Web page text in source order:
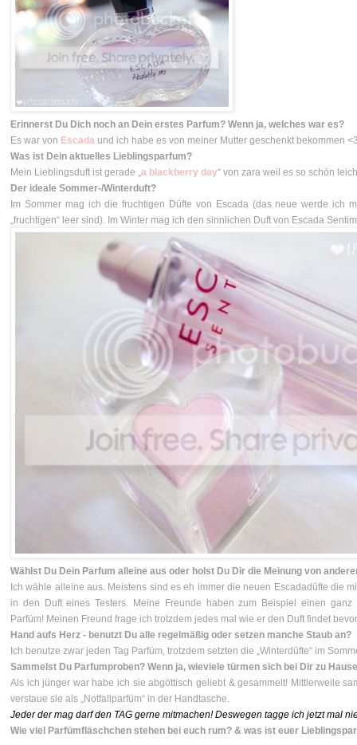
Erinnerst Du Dich noch an Dein erstes Parfum? Wenn ja, welches war es?
Es war von Escada und ich habe es von meiner Mutter geschenkt bekommen
Was ist Dein aktuelles Lieblingsparfum?
Mein Lieblingsduft ist gerade „ a blackberry day“ von zara weil es so schön
Der ideale Sommer-/Winterduft?
Im Sommer mag ich die fruchtigen Düfte von Escada (das neue werde ich
„fruchtigen“ leer sind). Im Winter mag ich den sinnlichen Duft von Escada
Wählst Du Dein Parfum alleine aus oder holst Du Dir die Meinung von
Ich wähle alleine aus. Meistens sind es eh immer die neuen Escadadüfte die
in den Duft eines Testers. Meine Freunde haben zum Beispiel einen ganz
Parfüm! Meinen Freund frage ich trotzdem jedes mal wie er den Duft findet
Hand aufs Herz - benutzt Du alle regelmäßig oder setzen manche Staub an?
Ich benutze zwar jeden Tag Parfüm, trotzdem setzten die „Winterdüfte“ im
Sammelst Du Parfumproben? Wenn ja, wieviele türmen sich bei Dir zu
Als ich jünger war habe ich sie abgöttisch geliebt & gesammelt! Mittlerweile
verstaue sie als „Notfallparfüm“ in der Handtasche.
Jeder der mag darf den TAG gerne mitmachen! Deswegen tagge ich jetzt mal
Wie viel Parfümfläschchen stehen bei euch rum? & was ist euer